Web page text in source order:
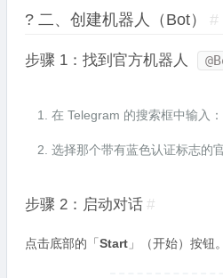
? 二、创建机器人（Bot） #
步骤 1：找到官方机器人
在 Telegram 的搜索框中输入：
选择那个带有蓝色认证标志的
步骤 2：启动对话 #
点击底部的「 Start 」（开始）按钮。